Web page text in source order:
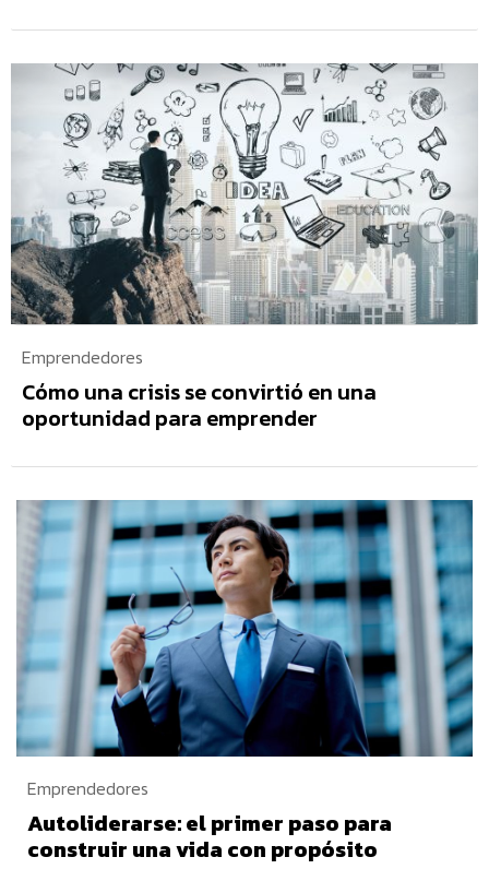
Emprendedores
Cómo una crisis se convirtió en una
oportunidad para emprender
Emprendedores
Autoliderarse: el primer paso para
construir una vida con propósito